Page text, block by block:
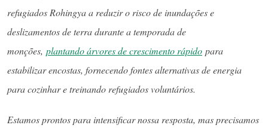
refugiados Rohingya a reduzir o risco de inundações e
deslizamentos de terra durante a temporada de
monções, plantando árvores de crescimento rápido para
estabilizar encostas, fornecendo fontes alternativas de energia
para cozinhar e treinando refugiados voluntários.
Estamos prontos para intensificar nossa resposta, mas precisamos